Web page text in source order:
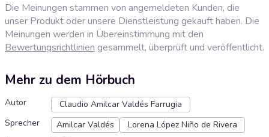
Die Meinungen stammen von angemeldeten Kunden, die
unser Produkt oder unsere Dienstleistung gekauft haben. Die
Meinungen werden in Übereinstimmung mit den
Bewertungsrichtlinien gesammelt, überprüft und veröffentlicht.
Mehr zu dem Hörbuch
Autor
Claudio Amilcar Valdés Farrugia
Sprecher
Amilcar Valdés
Lorena López Niño de Rivera